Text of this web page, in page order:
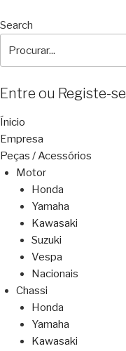
Search
Entre ou Registe-se
Ínicio
Empresa
Peças / Acessórios
Motor
Honda
Yamaha
Kawasaki
Suzuki
Vespa
Nacionais
Chassi
Honda
Yamaha
Kawasaki